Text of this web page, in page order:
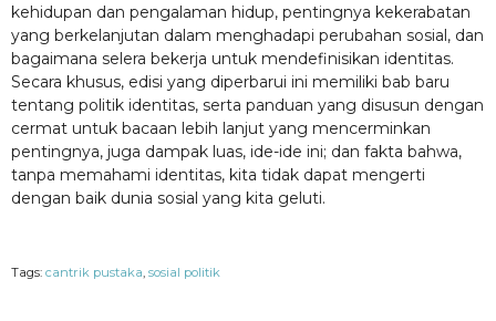
kehidupan dan pengalaman hidup, pentingnya kekerabatan
yang berkelanjutan dalam menghadapi perubahan sosial, dan
bagaimana selera bekerja untuk mendefinisikan identitas.
Secara khusus, edisi yang diperbarui ini memiliki bab baru
tentang politik identitas, serta panduan yang disusun dengan
cermat untuk bacaan lebih lanjut yang mencerminkan
pentingnya, juga dampak luas, ide-ide ini; dan fakta bahwa,
tanpa memahami identitas, kita tidak dapat mengerti
dengan baik dunia sosial yang kita geluti.
Tags: cantrik pustaka sosial politik